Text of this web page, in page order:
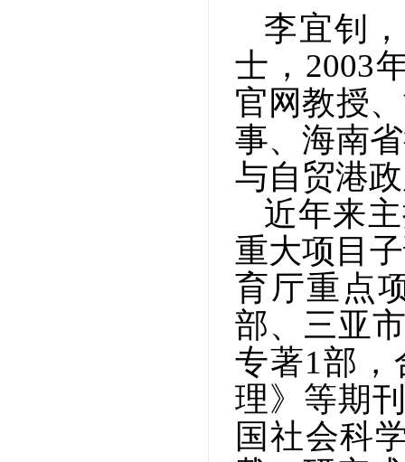
李宜钊
士 ， 2003
官网教授
事、海南
与自贸港
近年来
重大项目
育厅重点
部、三亚
专著1部，
理》等期
国社会科